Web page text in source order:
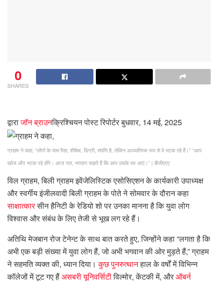
0
SHARES
द्वाराजॉन ब्राउनक्रिश्चियन पोस्ट रिपोर्टरबुधवार, 14 मई, 2025
ग्राहम ने कहा, “लोगों के पास पैसा, शीर्षक, डिग्री, संपत्ति है, लेकिन आध्यात्मिक रूप से वे भटक रहे हैं।” “आप
खोज और भटक रहे होंगे। आज रात, भगवान चाहते हैं कि आप उसके घर आएं।” | बीजीएएए
विल ग्राहम, बिली ग्राहम इवेंजेलिस्टिक एसोसिएशन के कार्यकारी उपाध्यक्ष
और स्वर्गीय इंजीलवादी बिली ग्राहम के पोते ने सोमवार के दौरान कहा
साक्षात्कारसीन हैनिटी के रेडियो शो पर उनका मानना ​​है कि युवा लोग
विश्वास और संबंध के लिए तेजी से भूख लग रहे हैं।
अतिथि मेजबान रोज टेनेन्ट के साथ बात करते हुए, जिन्होंने कहा “लगता है कि
अभी एक बड़ी संख्या में युवा लोग हैं, जो अभी भगवान की ओर मुड़ते हैं,” ग्राहम
ने सहमति व्यक्त की, ध्यान दिया।कुछ पुनरुत्थानहाल के वर्षों में विभिन्न
कॉलेजों में टूट गए हैंअसबरी यूनिवर्सिटीविल्मोर, केंटकी में, औरऑबर्न